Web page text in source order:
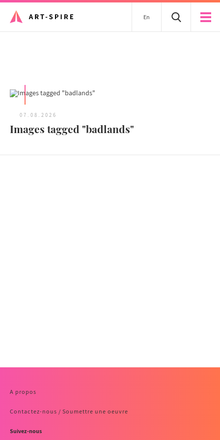
En
07.08.2026
Images tagged "badlands"
A propos
Contactez-nous / Soumettre une oeuvre
Suivez-nous